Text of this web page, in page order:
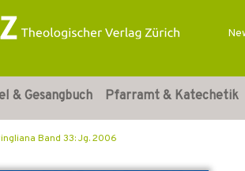
& Gesangbuch Pfarramt & Katechetik
Band 33: Jg. 2006